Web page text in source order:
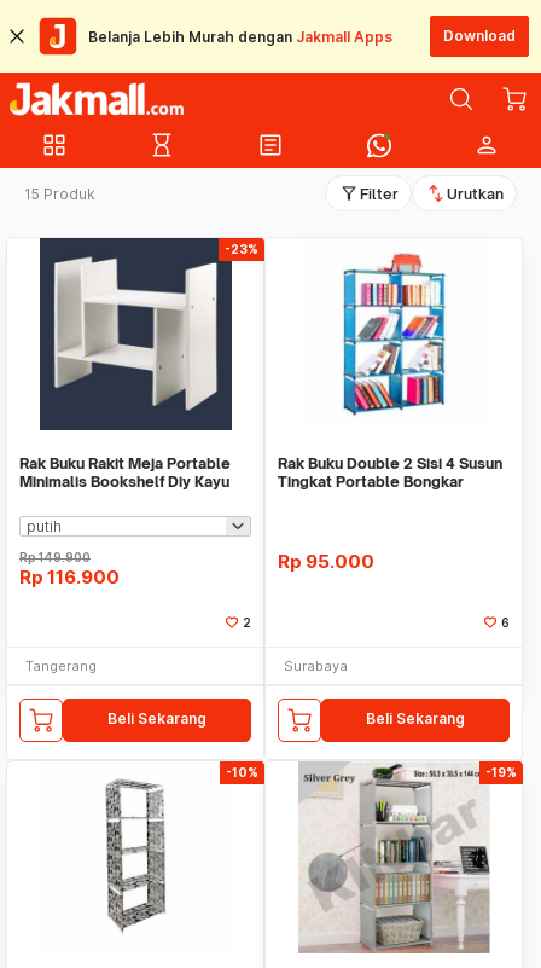
Belanja Lebih Murah dengan Jakmall Apps Download
grid_view hourglass_empty article person
15 Produk filter_alt Filter swap_vert Urutkan
-23%
Rak Buku Rakit Meja Portable
Minimalis Bookshelf Diy Kayu
Rp149.900
Rp 116.900
2
Tangerang
Beli Sekarang
Rak Buku Double 2 Sisi 4 Susun
Tingkat Portable Bongkar
Rp 95.000
6
Surabaya
Beli Sekarang
-10% -19%